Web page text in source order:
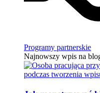
Programy partnerskie
Najnowszy wpis na